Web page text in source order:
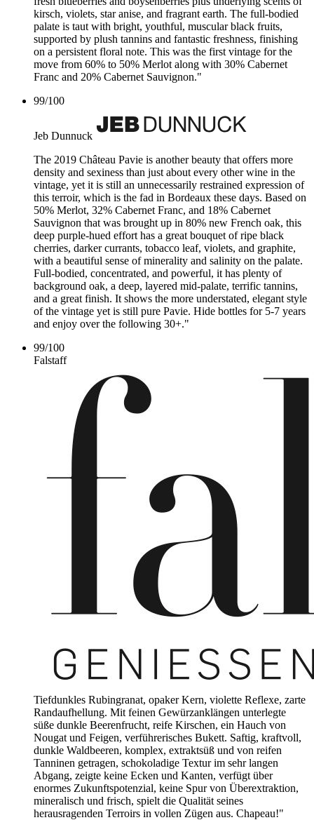
kirsch, violets, star anise, and fragrant earth. The full-bodied
palate is taut with bright, youthful, muscular black fruits,
supported by plush tannins and fantastic freshness, finishing
on a persistent floral note. This was the first vintage for the
move from 60% to 50% Merlot along with 30% Cabernet
Franc and 20% Cabernet Sauvignon."
99/100
Jeb Dunnuck
The 2019 Château Pavie is another beauty that offers more
density and sexiness than just about every other wine in the
vintage, yet it is still an unnecessarily restrained expression of
this terroir, which is the fad in Bordeaux these days. Based on
50% Merlot, 32% Cabernet Franc, and 18% Cabernet
Sauvignon that was brought up in 80% new French oak, this
deep purple-hued effort has a great bouquet of ripe black
cherries, darker currants, tobacco leaf, violets, and graphite,
with a beautiful sense of minerality and salinity on the palate.
Full-bodied, concentrated, and powerful, it has plenty of
background oak, a deep, layered mid-palate, terrific tannins,
and a great finish. It shows the more understated, elegant style
of the vintage yet is still pure Pavie. Hide bottles for 5-7 years
and enjoy over the following 30+."
99/100
Falstaff
Tiefdunkles Rubingranat, opaker Kern, violette Reflexe, zarte
Randaufhellung. Mit feinen Gewürzanklängen unterlegte
süße dunkle Beerenfrucht, reife Kirschen, ein Hauch von
Nougat und Feigen, verführerisches Bukett. Saftig, kraftvoll,
dunkle Waldbeeren, komplex, extraktsüß und von reifen
Tanninen getragen, schokoladige Textur im sehr langen
Abgang, zeigte keine Ecken und Kanten, verfügt über
enormes Zukunftspotenzial, keine Spur von Überextraktion,
mineralisch und frisch, spielt die Qualität seines
herausragenden Terroirs in vollen Zügen aus. Chapeau!"